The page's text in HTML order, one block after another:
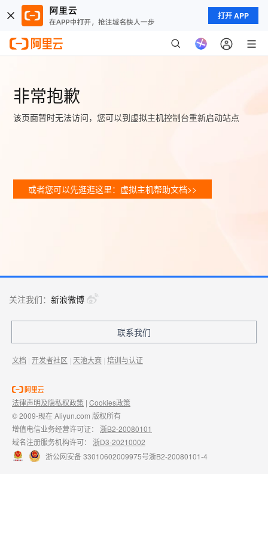
打开 APP
非常抱歉
该页面暂时无法访问，您可以到虚拟主机控制台重新启动站点
或者您可以先逛逛这里：虚拟主机帮助文档>>